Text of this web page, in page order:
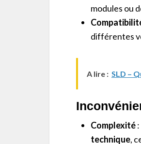
modules ou
différentes
A lire : SLD –
Complexité
technique,